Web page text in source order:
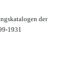
der
1931